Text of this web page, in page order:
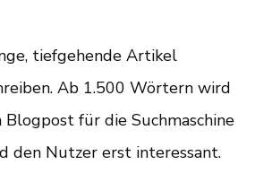
tiefgehende Artikel
Ab 1.500 Wörtern wird
Blogpost für die Suchmaschine
den Nutzer erst interessant.